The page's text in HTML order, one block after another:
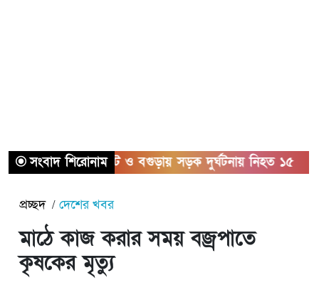
সংবাদ শিরোনাম
সিলেট ও বগুড়ায় সড়ক দুর্ঘটনায় নিহত ১৫
প্রচ্ছদ দেশের খবর
মাঠে কাজ করার সময় বজ্রপাতে
কৃষকের মৃত্যু